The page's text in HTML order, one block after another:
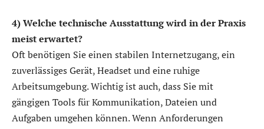
4) Welche technische Ausstattung wird in der Praxis
meist erwartet?
Oft benötigen Sie einen stabilen Internetzugang, ein
zuverlässiges Gerät, Headset und eine ruhige
Arbeitsumgebung. Wichtig ist auch, dass Sie mit
gängigen Tools für Kommunikation, Dateien und
Aufgaben umgehen können. Wenn Anforderungen